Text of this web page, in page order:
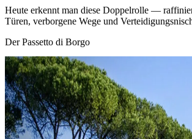
Heute erkennt man diese Doppelrolle —
Türen, verborgene Wege und
Der Passetto di Borgo